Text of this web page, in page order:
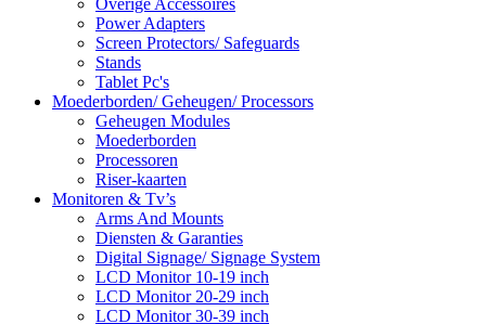
Overige Accessoires
Power Adapters
Screen Protectors/ Safeguards
Stands
Tablet Pc's
Moederborden/ Geheugen/ Processors
Geheugen Modules
Moederborden
Processoren
Riser-kaarten
Monitoren & Tv’s
Arms And Mounts
Diensten & Garanties
Digital Signage/ Signage System
LCD Monitor 10-19 inch
LCD Monitor 20-29 inch
LCD Monitor 30-39 inch